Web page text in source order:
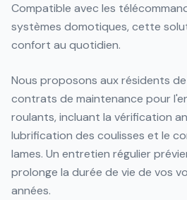
Compatible avec les
systèmes domotiques, cette
confort au quotidien.
Nous proposons aux résidents
contrats de maintenance pour
roulants, incluant la vérification
lubrification des coulisses et le
lames. Un entretien régulier
prolonge la durée de vie de vos
années.